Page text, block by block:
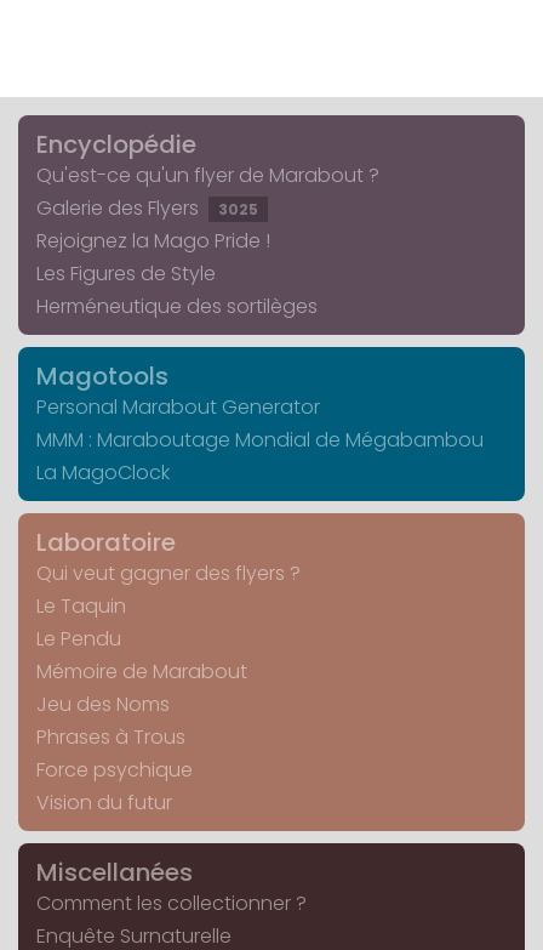
Encyclopédie
Qu'est-ce qu'un flyer de Marabout ?
Galerie des Flyers
3025
Rejoignez la Mago Pride !
Les Figures de Style
Herméneutique des sortilèges
Magotools
Personal Marabout Generator
MMM : Maraboutage Mondial de Mégabambou
La MagoClock
Laboratoire
Qui veut gagner des flyers ?
Le Taquin
Le Pendu
Mémoire de Marabout
Jeu des Noms
Phrases à Trous
Force psychique
Vision du futur
Miscellanées
Comment les collectionner ?
Enquête Surnaturelle